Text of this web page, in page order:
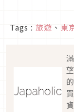
Tags : 旅遊 、 東